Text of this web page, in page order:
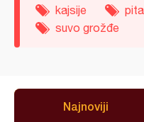
kajsije pita
suvo grožđe
Najnoviji